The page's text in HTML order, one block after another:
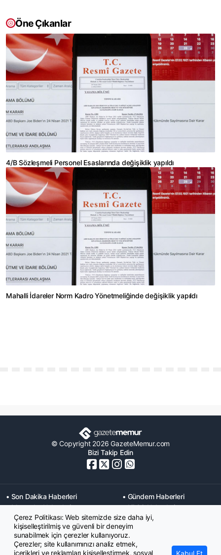
Öne Çıkanlar
4/B Sözleşmeli Personel Esaslarında değişiklik yapıldı
Mahalli İdareler Norm Kadro Yönetmeliğinde değişiklik yapıldı
© Copyright 2026 GazeteMemur.com
Bizi Takip Edin
• Son Dakika Haberleri
• Gündem Haberleri
• Memurlar Haberleri
• KPSS Haberleri
• Ekonomi Haberleri
• Eğitim Haberleri
• Yaşam Haberleri
• Maaş Verileri Haberleri
• Mahkeme Kararları
Haberleri
Çerez Politikası: Web sitemizde size daha iyi,
kişiselleştirilmiş ve güvenli bir deneyim
sunabilmek için çerezler kullanıyoruz.
Çerezler; site kullanımınızı analiz etmek,
içerikleri ve reklamları kişiselleştirmek, sosyal
Kabul Et